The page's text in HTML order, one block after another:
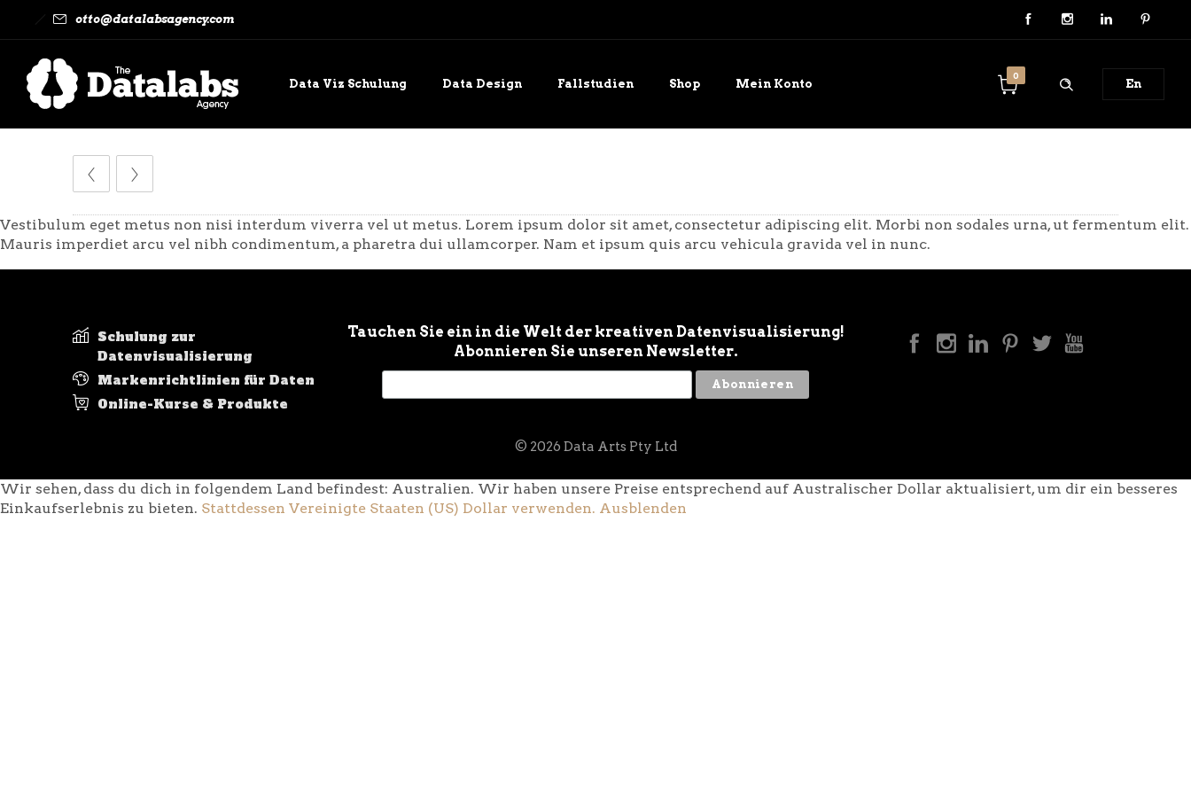
otto@datalabsagency.com
En
0
Data Viz Schulung Data Design Fallstudien Shop Mein Konto
Vestibulum eget metus non nisi interdum viverra vel ut metus. Lorem ipsum dolor sit amet, consectetur adipiscing elit. Morbi non sodales urna, ut fermentum elit.
Mauris imperdiet arcu vel nibh condimentum, a pharetra dui ullamcorper. Nam et ipsum quis arcu vehicula gravida vel in nunc.
Schulung zur
Datenvisualisierung
Markenrichtlinien für Daten
Online-Kurse & Produkte
Tauchen Sie ein in die Welt der kreativen Datenvisualisierung!
Abonnieren Sie unseren Newsletter.
© 2026 Data Arts Pty Ltd
Wir sehen, dass du dich in folgendem Land befindest: Australien. Wir haben unsere Preise entsprechend auf Australischer Dollar aktualisiert, um dir ein besseres
Einkaufserlebnis zu bieten. Stattdessen Vereinigte Staaten (US) Dollar verwenden. Ausblenden